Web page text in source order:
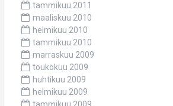
tammikuu 2011
maaliskuu 2010
helmikuu 2010
tammikuu 2010
marraskuu 2009
toukokuu 2009
huhtikuu 2009
helmikuu 2009